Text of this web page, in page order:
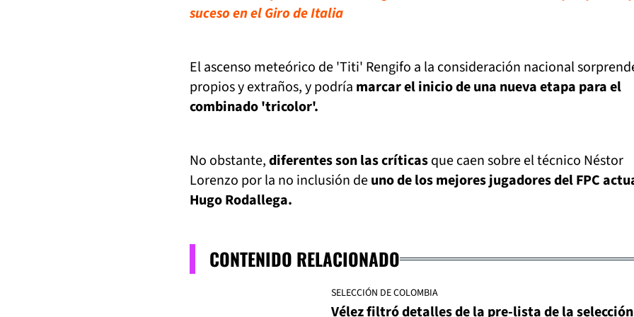
suceso en el Giro de Italia
El ascenso meteórico de 'Titi' Rengifo a la consideración nacional
propios y extraños, y podría marcar el inicio de una nueva etapa para el
combinado 'tricolor'.
No obstante,diferentes son las críticasque caen sobre el técnico Néstor
Lorenzo por la no inclusión deuno de los mejores jugadores del FPC
Hugo Rodallega.
CONTENIDO RELACIONADO
SELECCIÓN DE COLOMBIA
Vélez filtró detalles de la pre-lista de la selección